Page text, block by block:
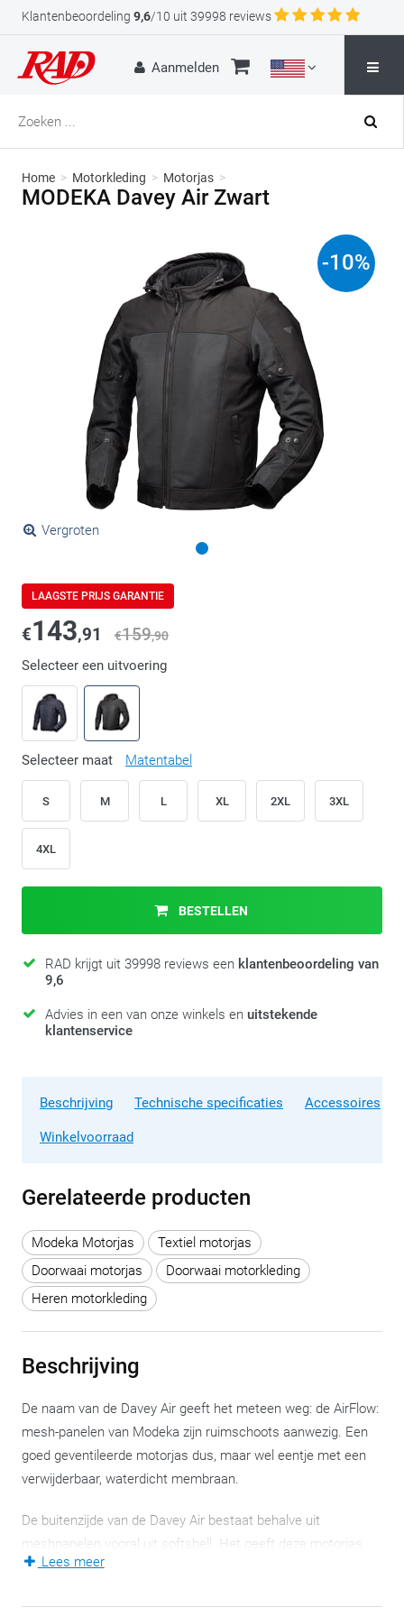
Klantenbeoordeling 9,6/10 uit 39998 reviews
Aanmelden
Home > Motorkleding > Motorjas >
MODEKA Davey Air Zwart
Vergroten
-10%
LAAGSTE PRIJS GARANTIE
€143,91 €159,90
Selecteer een uitvoering
Selecteer maat Matentabel
S M L XL 2XL 3XL
4XL
BESTELLEN
RAD krijgt uit 39998 reviews een klantenbeoordeling van
9,6
Advies in een van onze winkels en uitstekende
klantenservice
Beschrijving Technische specificaties Accessoires
Winkelvoorraad
Gerelateerde producten
Modeka Motorjas
Textiel motorjas
Doorwaai motorjas
Doorwaai motorkleding
Heren motorkleding
Beschrijving
De naam van de Davey Air geeft het meteen weg: de AirFlow:
mesh-panelen van Modeka zijn ruimschoots aanwezig. Een
goed geventileerde motorjas dus, maar wel eentje met een
verwijderbaar, waterdicht membraan.
De buitenzijde van de Davey Air bestaat behalve uit
meshpanelen vooral uit softshell. Het geeft deze motorjas
een zachtaardig voorkomen. De verwijderbare capuchon doet
Lees meer